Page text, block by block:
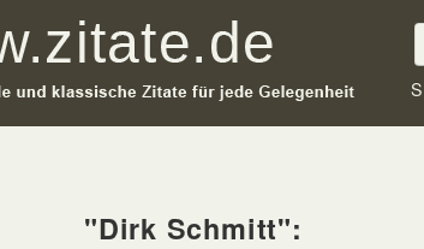
"Dirk Schmitt":